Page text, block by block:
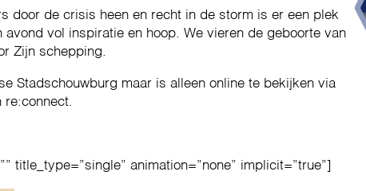
door de crisis heen en recht in de storm is er een plek
vol inspiratie en hoop. We vieren de geboorte van
Zijn schepping.
Stadschouwburg maar is alleen online te bekijken via
re:connect.
title_type=”single” animation=”none” implicit=”true”]